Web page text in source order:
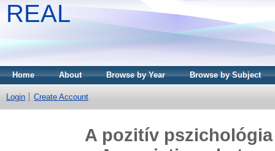
REAL
Home About Browse by Year Browse by Subject
Login Create Account
A pozitív